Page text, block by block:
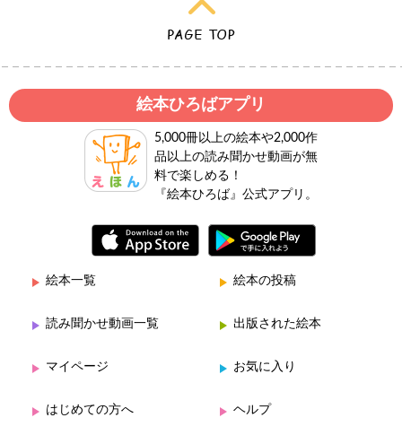
絵本ひろばアプリ
5,000冊以上の絵本や2,000作
品以上の読み聞かせ動画が無
料で楽しめる！
『絵本ひろば』公式アプリ。
絵本一覧 絵本の投稿
読み聞かせ動画一覧 出版された絵本
マイページ お気に入り
はじめての方へ ヘルプ